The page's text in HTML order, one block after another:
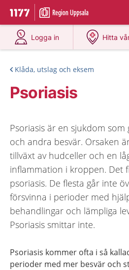
Till startsidan för 1177
Du har valt region
Logga in
på 1177.se
Hitta
på
Klåda, utslag och eksem
Psoriasis
Psoriasis är en sjukdom
och andra besvär. Orsaken
tillväxt av hudceller och en
inflammation i kroppen. Det
psoriasis. De flesta går inte
försvinna i perioder med
behandlingar och lämpliga
Psoriasis smittar inte.
Psoriasis kommer ofta i så
perioder med mer besvär och